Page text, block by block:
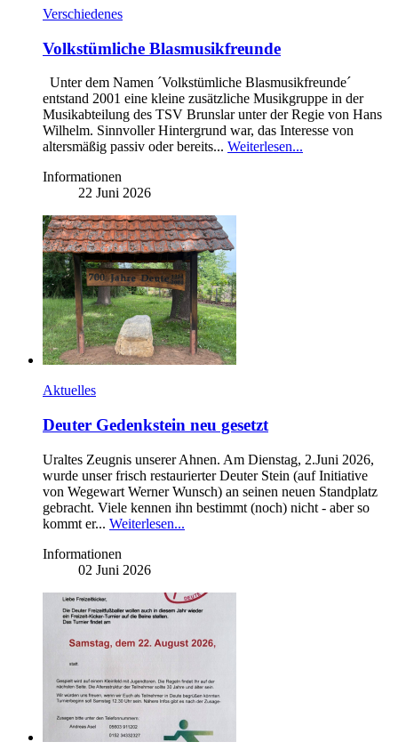
Verschiedenes
Volkstümliche Blasmusikfreunde
Unter dem Namen ´Volkstümliche Blasmusikfreunde´
entstand 2001 eine kleine zusätzliche Musikgruppe in der
Musikabteilung des TSV Brunslar unter der Regie von Hans
Wilhelm. Sinnvoller Hintergrund war, das Interesse von
altersmäßig passiv oder bereits... Weiterlesen...
Informationen
22 Juni 2026
Aktuelles
Deuter Gedenkstein neu gesetzt
Uraltes Zeugnis unserer Ahnen. Am Dienstag, 2.Juni 2026,
wurde unser frisch restaurierter Deuter Stein (auf Initiative
von Wegewart Werner Wunsch) an seinen neuen Standplatz
gebracht. Viele kennen ihn bestimmt (noch) nicht - aber so
kommt er... Weiterlesen...
Informationen
02 Juni 2026